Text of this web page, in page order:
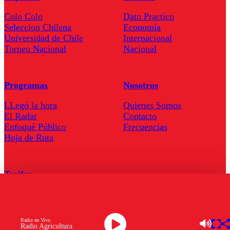
Radio Agricultura
Radio en Vivo
Colo Colo
Seleccion Chilena
Universidad de Chile
Torneo Nacional
Dato Practico
Economía
Internacional
Nacional
Programas
LLegó la hora
El Radar
Enfoqué Público
Hoja de Ruta
Nosotros
Quienes Somos
Contacto
Frecuencias
Tarifas